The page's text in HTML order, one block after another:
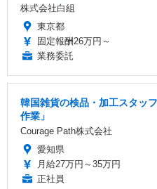
株式会社白組
東京都
固定報酬26万円～
業務委託
韓国雑貨の検品・加工スタッ
作業」
Courage Path株式会社
愛知県
月給27万円～35万円
正社員